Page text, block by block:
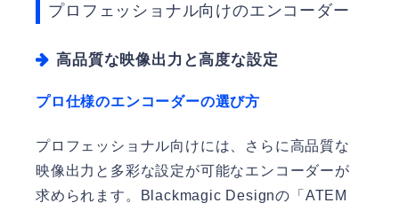
プロフェッショナル向けのエンコーダー
高品質な映像出力と高度な設定
プロ仕様のエンコーダーの選び方
プロフェッショナル向けには、さらに高品質な
映像出力と多彩な設定が可能なエンコーダーが
求められます。Blackmagic Designの「ATEM